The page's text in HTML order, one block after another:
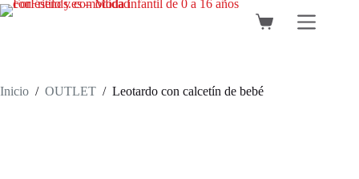
Saltar
al
Carro
Inicio / OUTLET / Leotardo con calcetín de bebé